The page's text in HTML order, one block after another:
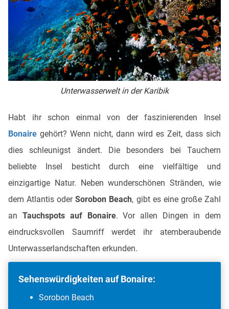
Unterwasserwelt in der Karibik
Habt ihr schon einmal von der faszinierenden Insel
Bonaire gehört? Wenn nicht, dann wird es Zeit, dass sich
dies schleunigst ändert. Die besonders bei Tauchern
beliebte Insel besticht durch eine vielfältige und
einzigartige Natur. Neben wunderschönen Stränden, wie
dem Atlantis oderSorobon Beach, gibt es eine große Zahl
an Tauchspots auf Bonaire. Vor allen Dingen in dem
eindrucksvollen Saumriff werdet ihr atemberaubende
Unterwasserlandschaften erkunden.
Sehenswürdigkeiten auf Bonaire:
Sorobon Beach